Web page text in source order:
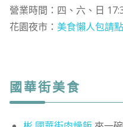
營業時間：四、六、日
花園夜市： 美食懶人包請
國華街美食